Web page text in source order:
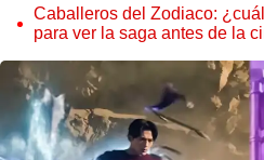
Caballeros del Zodiaco:
para ver la saga antes de la